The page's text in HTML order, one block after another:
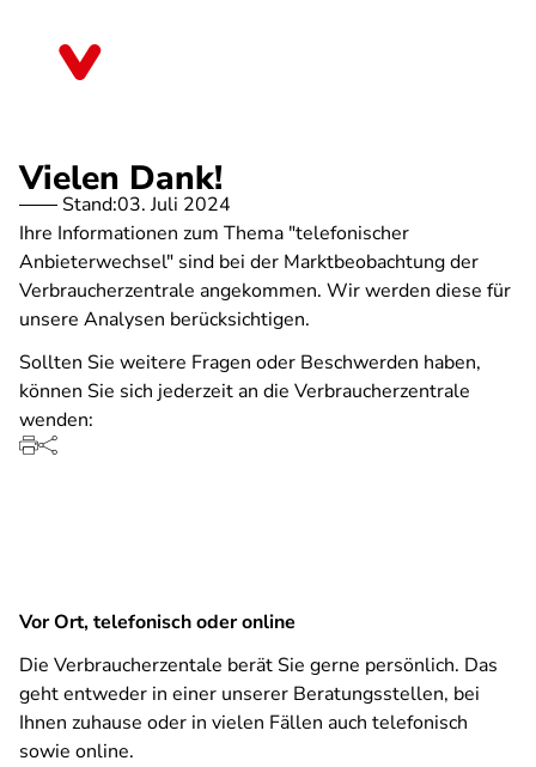
Vielen Dank!
Stand:03. Juli 2024
Ihre Informationen zum Thema "telefonischer
Anbieterwechsel" sind bei der Marktbeobachtung der
Verbraucherzentrale angekommen. Wir werden diese für
unsere Analysen berücksichtigen.
Sollten Sie weitere Fragen oder Beschwerden haben,
können Sie sich jederzeit an die Verbraucherzentrale
wenden:
Vor Ort, telefonisch oder online
Die Verbraucherzentale berät Sie gerne persönlich. Das
geht entweder in einer unserer Beratungsstellen, bei
Ihnen zuhause oder in vielen Fällen auch telefonisch
sowie online.